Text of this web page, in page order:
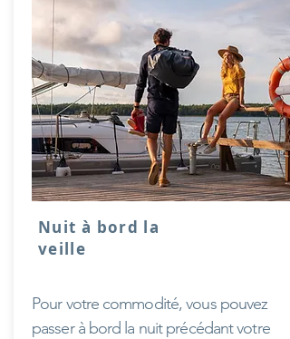
Nuit à bord la
veille
Pour votre commodité, vous pouvez
passer à bord la nuit précédant votre